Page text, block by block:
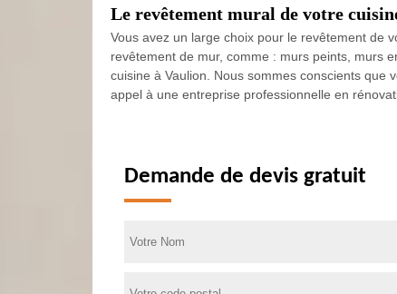
Le revêtement mural de votre
Vous avez un large choix pour le revêtement de
revêtement de mur, comme : murs peints, murs
cuisine à Vaulion. Nous sommes conscients que
appel à une entreprise professionnelle en
Demande de devis gratuit